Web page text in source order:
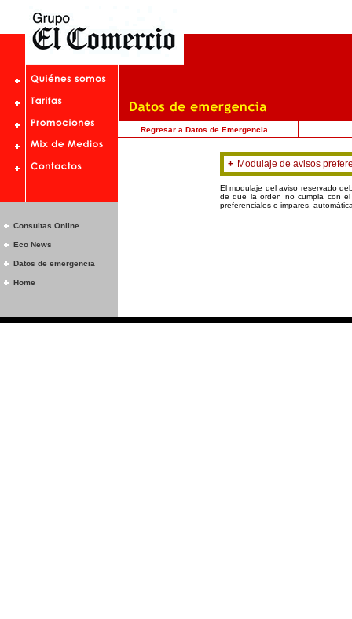
Consultas Online
Eco News
Datos de emergencia
Home
Regresar a Datos de Emergencia...
+ Modulaje de avisos
El modulaje del aviso reservado
de que la orden no cumpla con
preferenciales o impares,